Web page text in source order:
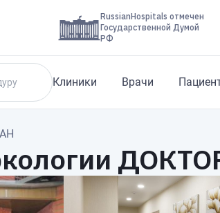
RussianHospitals отмечен
Государственной Думой
РФ
Клиники Врачи